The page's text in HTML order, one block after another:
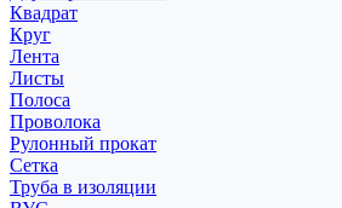
Квадрат
Круг
Лента
Листы
Полоса
Проволока
Рулонный прокат
Сетка
Труба в изоляции